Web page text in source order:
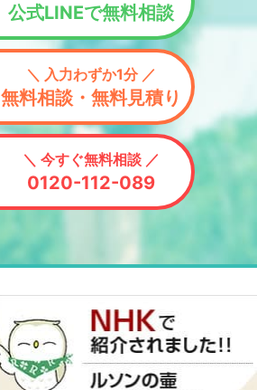
公式LINEで無料相談
＼ 入力わずか1分 ／
無料相談・無料見積り
＼ 今すぐ無料相談 ／
0120-112-089